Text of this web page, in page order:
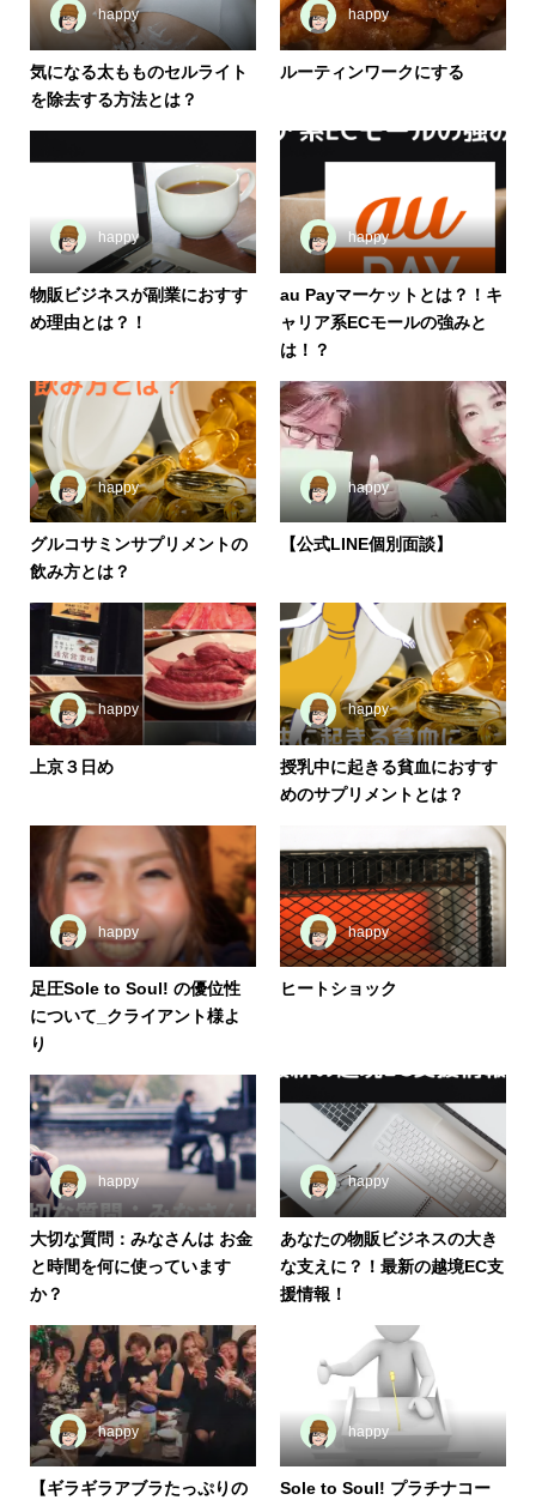
happy
気になる太もものセルライト
を除去する方法とは？
happy
ルーティンワークにする
happy
物販ビジネスが副業におすす
め理由とは？！
happy
au Payマーケットとは？！キ
ャリア系ECモールの強みと
は！？
happy
グルコサミンサプリメントの
飲み方とは？
happy
【公式LINE個別面談】
happy
上京３日め
happy
授乳中に起きる貧血におすす
めのサプリメントとは？
happy
足圧Sole to Soul! の優位性
について_クライアント様よ
り
happy
ヒートショック
happy
大切な質問：みなさんは お金
と時間を何に使っています
か？
happy
あなたの物販ビジネスの大き
な支えに？！最新の越境EC支
援情報！
happy
【ギラギラアブラたっぷりの
happy
Sole to Soul! プラチナコー